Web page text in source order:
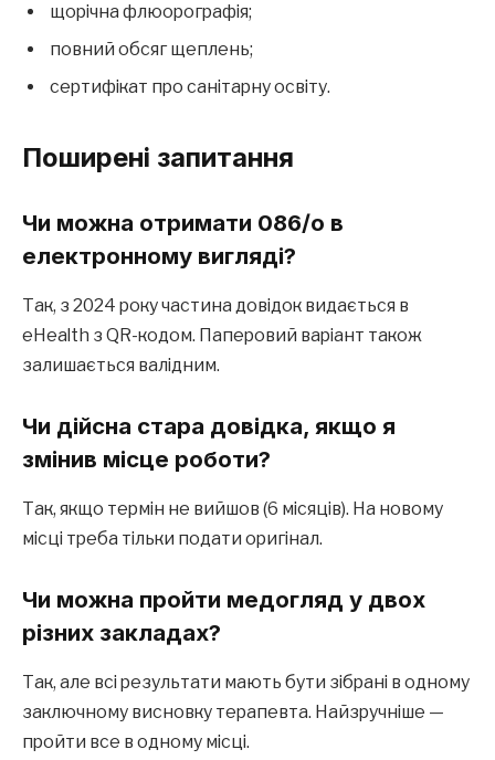
щорічна флюорографія;
повний обсяг щеплень;
сертифікат про санітарну освіту.
Поширені запитання
Чи можна отримати 086/о в
електронному вигляді?
Так, з 2024 року частина довідок видається в
eHealth з QR-кодом. Паперовий варіант також
залишається валідним.
Чи дійсна стара довідка, якщо я
змінив місце роботи?
Так, якщо термін не вийшов (6 місяців). На новому
місці треба тільки подати оригінал.
Чи можна пройти медогляд у двох
різних закладах?
Так, але всі результати мають бути зібрані в одному
заключному висновку терапевта. Найзручніше —
пройти все в одному місці.